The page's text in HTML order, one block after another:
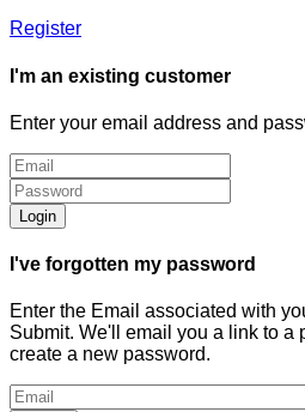
Register
I'm an existing customer
Enter your email address and
Login
I've forgotten my password
Enter the Email associated with
Submit. We'll email you a link to a
create a new password.